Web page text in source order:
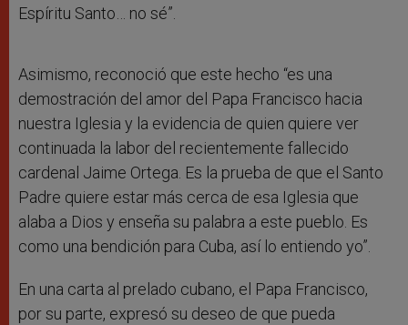
Espíritu Santo… no sé”.
Asimismo, reconoció que este hecho “es una
demostración del amor del Papa Francisco hacia
nuestra Iglesia y la evidencia de quien quiere ver
continuada la labor del recientemente fallecido
cardenal Jaime Ortega. Es la prueba de que el Santo
Padre quiere estar más cerca de esa Iglesia que
alaba a Dios y enseña su palabra a este pueblo. Es
como una bendición para Cuba, así lo entiendo yo”.
En una carta al prelado cubano, el Papa Francisco,
por su parte, expresó su deseo de que pueda